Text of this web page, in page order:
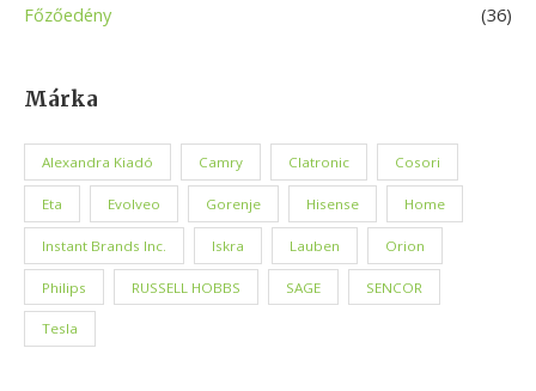
Főzőedény (36)
Márka
Alexandra Kiadó Camry Clatronic Cosori
Eta Evolveo Gorenje Hisense Home
Instant Brands Inc. Iskra Lauben Orion
Philips RUSSELL HOBBS SAGE SENCOR
Tesla